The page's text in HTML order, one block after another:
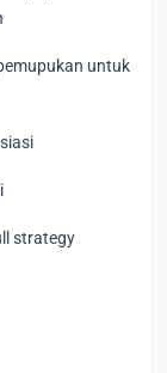
untuk
strategy